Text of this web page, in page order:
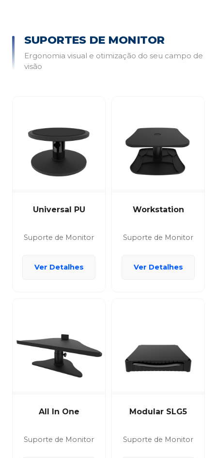
SUPORTES DE MONITOR
Ergonomia visual e otimização do seu campo de
visão
Universal PU
Suporte de Monitor
Ver Detalhes
Workstation
Suporte de Monitor
Ver Detalhes
All In One
Suporte de Monitor
Modular SLG5
Suporte de Monitor